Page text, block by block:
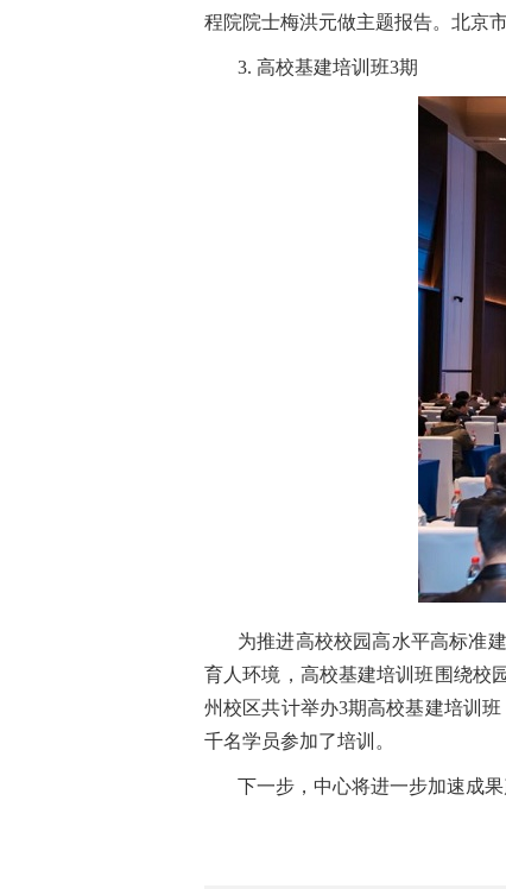
程院院士梅洪元做主题报告。北京
3. 高校基建培训班3期
为推进高校校园高水平高标准
育人环境，高校基建培训班围绕校
州校区共计举办3期高校基建培训
千名学员参加了培训。
下一步，中心将进一步加速成